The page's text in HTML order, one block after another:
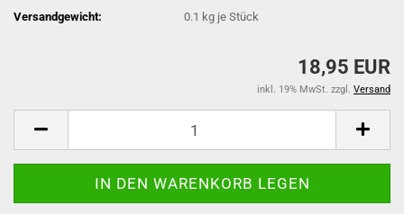
Versandgewicht:
0.1 kg je Stück
18,95 EUR
inkl. 19% MwSt. zzgl. Versand